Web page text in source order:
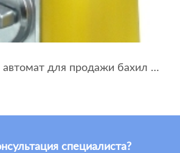
Механический автомат для продажи бахил BEAVER SB-16
специалиста?